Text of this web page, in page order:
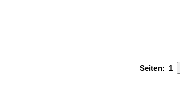
Seiten: 1